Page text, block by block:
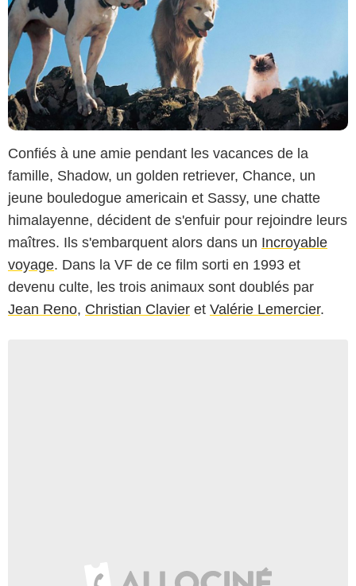
Confiés à une amie pendant les vacances de la
famille, Shadow, un golden retriever, Chance, un
jeune bouledogue americain et Sassy, une chatte
himalayenne, décident de s'enfuir pour rejoindre leurs
maîtres. Ils s'embarquent alors dans un Incroyable
voyage. Dans la VF de ce film sorti en 1993 et
devenu culte, les trois animaux sont doublés par
Jean Reno, Christian Clavier et Valérie Lemercier.